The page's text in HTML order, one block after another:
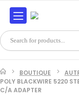
BOUTIQUE
POLY BLACKWIRE 5220
C/A ADAPTER